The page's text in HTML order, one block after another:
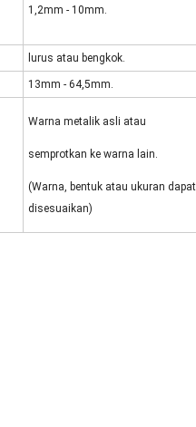
1,2mm - 10mm.
lurus atau bengkok.
13mm - 64,5mm.
Warna metalik asli atau
semprotkan ke warna lain.
(Warna, bentuk atau ukuran dapat
disesuaikan)